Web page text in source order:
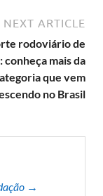
NEXT ARTICLE
rodoviário de
conheça mais da
que vem
no Brasil
→